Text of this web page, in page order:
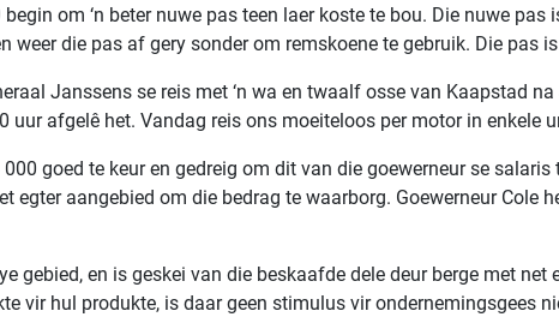
om ‘n beter nuwe pas teen laer koste te bou. Die nuwe
weer die pas af gery sonder om remskoene te gebruik. Die pas
Janssens se reis met ‘n wa en twaalf osse van Kaapstad
uur afgelê het. Vandag reis ons moeiteloos per motor in enkele
goed te keur en gedreig om dit van die goewerneur se
aangebied om die bedrag te waarborg. Goewerneur Cole
gebied, en is geskei van die beskaafde dele deur berge met net
vir hul produkte, is daar geen stimulus vir ondernemingsgees